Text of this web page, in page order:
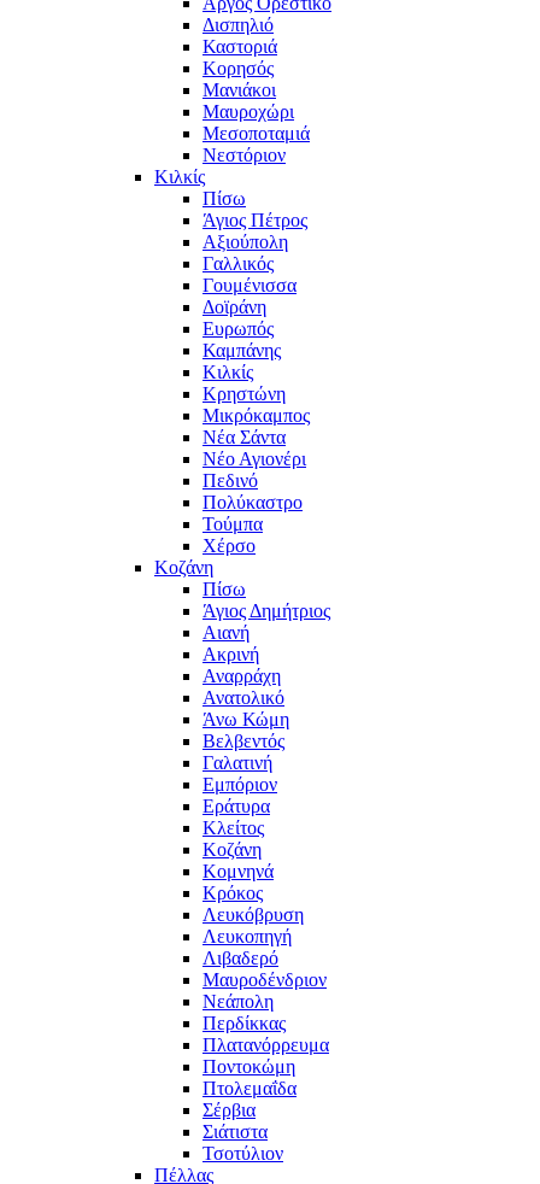
Δισπηλιό
Καστοριά
Κορησός
Μανιάκοι
Μαυροχώρι
Μεσοποταμιά
Νεστόριον
Κιλκίς
Πίσω
Άγιος Πέτρος
Αξιούπολη
Γαλλικός
Γουμένισσα
Δοϊράνη
Ευρωπός
Καμπάνης
Κιλκίς
Κρηστώνη
Μικρόκαμπος
Νέα Σάντα
Νέο Αγιονέρι
Πεδινό
Πολύκαστρο
Τούμπα
Χέρσο
Κοζάνη
Πίσω
Άγιος Δημήτριος
Αιανή
Ακρινή
Αναρράχη
Ανατολικό
Άνω Κώμη
Βελβεντός
Γαλατινή
Εμπόριον
Εράτυρα
Κλείτος
Κοζάνη
Κομνηνά
Κρόκος
Λευκόβρυση
Λευκοπηγή
Λιβαδερό
Μαυροδένδριον
Νεάπολη
Περδίκκας
Πλατανόρρευμα
Ποντοκώμη
Πτολεμαΐδα
Σέρβια
Σιάτιστα
Τσοτύλιον
Πέλλας